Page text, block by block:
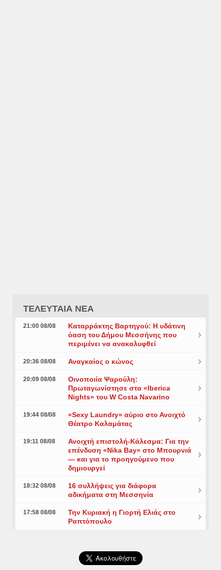
ΤΕΛΕΥΤΑΙΑ ΝΕΑ
21:00 08/08
Καταρράκτης Βαρτηγού: Η υδάτινη
όαση του Δήμου Μεσσήνης που
περιμένει να ανακαλυφθεί
20:36 08/08 Αναγκαίος ο κώνος
20:09 08/08
Οινοποιία Ψαρούλη:
Πρωταγωνίστησε στα «Iberica
Nights» του W Costa Navarino
19:44 08/08
«Sexy Laundry» αύριο στο Ανοιχτό
Θέατρο Καλαμάτας
19:11 08/08
Ανοιχτή επιστολή-Κάλεσμα: Για την
επένδυση «Nika Bay» στο Μπουρνιά
— και για το προηγούμενο που
δημιουργεί
18:32 08/08
16 συλλήψεις για διάφορα
αδικήματα στη Μεσσηνία
17:58 08/08
Την Κυριακή η Γιορτή Ελιάς στο
Ραπτόπουλο